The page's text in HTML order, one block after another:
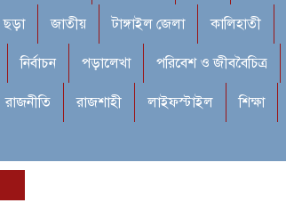
ছড়া জাতীয় টাঙ্গাইল জেলা কালিহাতী
নির্বাচন পড়ালেখা পরিবেশ ও জীববৈচিত্র
রাজনীতি রাজশাহী লাইফস্টাইল শিক্ষা